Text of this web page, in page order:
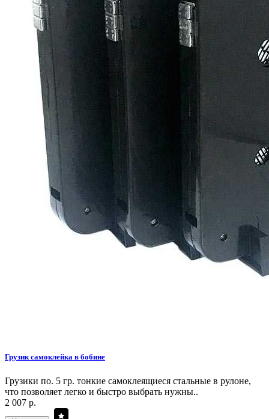
Грузик самоклейка в бобине
Грузики по. 5 гр. тонкие самоклеящиеся стальные в рулоне,
что позволяет легко и быстро выбрать нужны..
2 007 р.